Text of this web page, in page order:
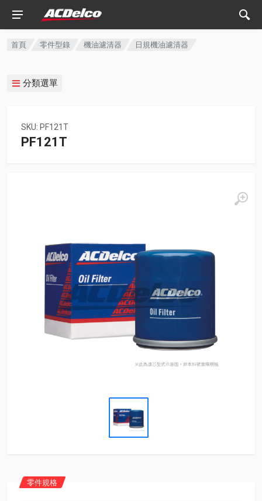
首頁 零件型錄 機油濾清器 日規機油濾清器
分類選單
SKU: PF121T
PF121T
零件規格